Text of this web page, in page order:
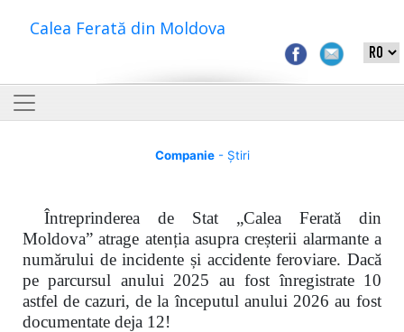
Calea Ferată din Moldova
Companie- Știri
Întreprinderea de Stat „Calea Ferată din
Moldova” atrage atenția asupra creșterii alarmante a
numărului de incidente și accidente feroviare. Dacă
pe parcursul anului 2025 au fost înregistrate 10
astfel de cazuri, de la începutul anului 2026 au fost
documentate deja 12!